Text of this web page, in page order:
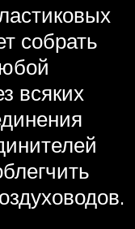
собрать
всяких